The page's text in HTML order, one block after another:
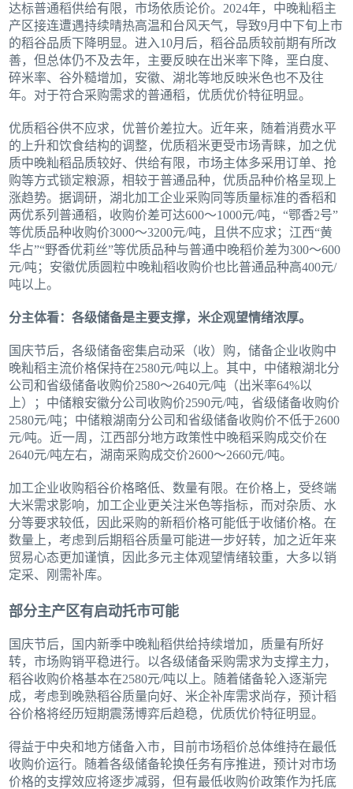
达标普通稻供给有限，市场依质论价。2024年，中晚籼稻主
产区接连遭遇持续晴热高温和台风天气，导致9月中下旬上市
的稻谷品质下降明显。进入10月后，稻谷品质较前期有所改
善，但总体仍不及去年，主要反映在出米率下降，垩白度、
碎米率、谷外糙增加，安徽、湖北等地反映米色也不及往
年。对于符合采购需求的普通稻，优质优价特征明显。
优质稻谷供不应求，优普价差拉大。近年来，随着消费水平
的上升和饮食结构的调整，优质稻米更受市场青睐，加之优
质中晚籼稻品质较好、供给有限，市场主体多采用订单、抢
购等方式锁定粮源，相较于普通品种，优质品种价格呈现上
涨趋势。据调研，湖北加工企业采购同等质量标准的香稻和
两优系列普通稻，收购价差可达600～1000元/吨，“鄂香2号”
等优质品种收购价3000～3200元/吨，且供不应求；江西“黄
华占”“野香优莉丝”等优质品种与普通中晚稻价差为300～600
元/吨；安徽优质圆粒中晚籼稻收购价也比普通品种高400元/
吨以上。
分主体看：各级储备是主要支撑，米企观望情绪浓厚。
国庆节后，各级储备密集启动采（收）购，储备企业收购中
晚籼稻主流价格保持在2580元/吨以上。其中，中储粮湖北分
公司和省级储备收购价2580～2640元/吨（出米率64%以
上）；中储粮安徽分公司收购价2590元/吨，省级储备收购价
2580元/吨；中储粮湖南分公司和省级储备收购价不低于2600
元/吨。近一周，江西部分地方政策性中晚稻采购成交价在
2640元/吨左右，湖南采购成交价2600～2660元/吨。
加工企业收购稻谷价格略低、数量有限。在价格上，受终端
大米需求影响，加工企业更关注米色等指标，而对杂质、水
分等要求较低，因此采购的新稻价格可能低于收储价格。在
数量上，考虑到后期稻谷质量可能进一步好转，加之近年来
贸易心态更加谨慎，因此多元主体观望情绪较重，大多以销
定采、刚需补库。
部分主产区有启动托市可能
国庆节后，国内新季中晚籼稻供给持续增加，质量有所好
转，市场购销平稳进行。以各级储备采购需求为支撑主力，
稻谷收购价格基本在2580元/吨以上。随着储备轮入逐渐完
成，考虑到晚熟稻谷质量向好、米企补库需求尚存，预计稻
谷价格将经历短期震荡博弈后趋稳，优质优价特征明显。
得益于中央和地方储备入市，目前市场稻价总体维持在最低
收购价运行。随着各级储备轮换任务有序推进，预计对市场
价格的支撑效应将逐步减弱，但有最低收购价政策作为托底